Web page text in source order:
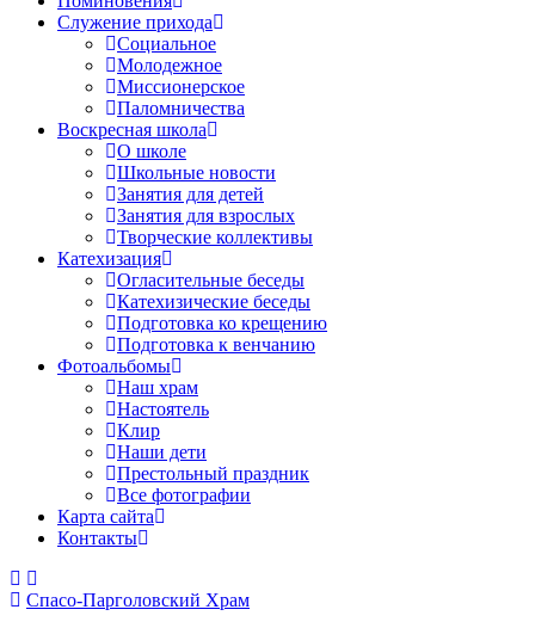
Служение прихода
Социальное
Молодежное
Миссионерское
Паломничества
Воскресная школа
О школе
Школьные новости
Занятия для детей
Занятия для взрослых
Творческие коллективы
Катехизация
Огласительные беседы
Катехизические беседы
Подготовка ко крещению
Подготовка к венчанию
Фотоальбомы
Наш храм
Настоятель
Клир
Наши дети
Престольный праздник
Все фотографии
Карта сайта
Контакты
Спасо-Парголовский Храм